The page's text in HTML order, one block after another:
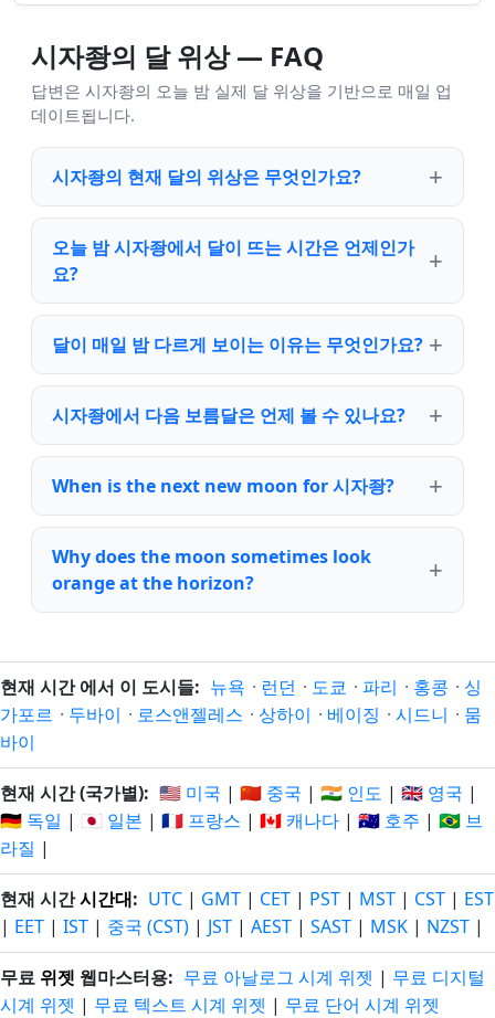
시자좡의 달 위상 — FAQ
답변은 시자좡의 오늘 밤 실제 달 위상을 기반으로 매일 업
데이트됩니다.
시자좡의 현재 달의 위상은 무엇인가요?
오늘 밤 시자좡에서 달이 뜨는 시간은 언제인가
요?
달이 매일 밤 다르게 보이는 이유는 무엇인가요?
시자좡에서 다음 보름달은 언제 볼 수 있나요?
When is the next new moon for 시자좡?
Why does the moon sometimes look
orange at the horizon?
현재 시간 에서 이 도시들: 뉴욕 · 런던 · 도쿄 · 파리 · 홍콩 · 싱
가포르 · 두바이 · 로스앤젤레스 · 상하이 · 베이징 · 시드니 · 뭄
바이
현재 시간 (국가별): 🇺🇸 미국 | 🇨🇳 중국 | 🇮🇳 인도 | 🇬🇧 영국 |
🇩🇪 독일 | 🇯🇵 일본 | 🇫🇷 프랑스 | 🇨🇦 캐나다 | 🇦🇺 호주 | 🇧🇷 브
라질 |
현재 시간시간대: UTC | GMT | CET | PST | MST | CST | EST
| EET | IST | 중국 (CST) | JST | AEST | SAST | MSK | NZST |
무료 위젯 웹마스터용: 무료 아날로그 시계 위젯 | 무료 디지털
시계 위젯 | 무료 텍스트 시계 위젯 | 무료 단어 시계 위젯